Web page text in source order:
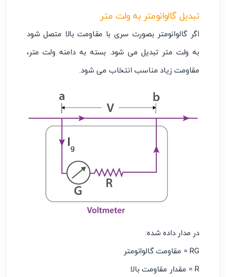
تبدیل گالوانومتر به ولت متر
اگر گالوانومتر بصورت سری با مقاومت بالا متصل شود
به ولت متر تبدیل می شود. بسته به دامنه ولت متر،
مقاومت زیاد مناسب انتخاب می شود.
در مدار داده شده:
RG = مقاومت گالوانومتر
R = مقدار مقاومت بالا